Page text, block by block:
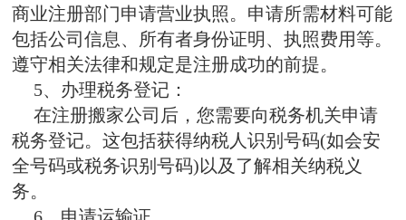
商业注册部门申请营业执照。申请所需材料可能
包括公司信息、所有者身份证明、执照费用等。
遵守相关法律和规定是注册成功的前提。
5、办理税务登记：
在注册搬家公司后，您需要向税务机关申请
税务登记。这包括获得纳税人识别号码(如会安
全号码或税务识别号码)以及了解相关纳税义
务。